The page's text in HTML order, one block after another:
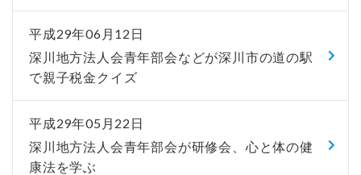
平成29年06月12日
深川地方法人会青年部会などが深川市の道の駅
で親子税金クイズ
平成29年05月22日
深川地方法人会青年部会が研修会、心と体の健
康法を学ぶ